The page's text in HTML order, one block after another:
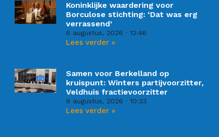
Koninklijke waardering voor
Borculose stichting: ‘Dat was erg
verrassend’
6 augustus, 2026 12:46
Lees verder »
Samen voor Berkelland op
kruispunt: Winters partijvoorzitter,
Veldhuis fractievoorzitter
6 augustus, 2026 10:33
Lees verder »